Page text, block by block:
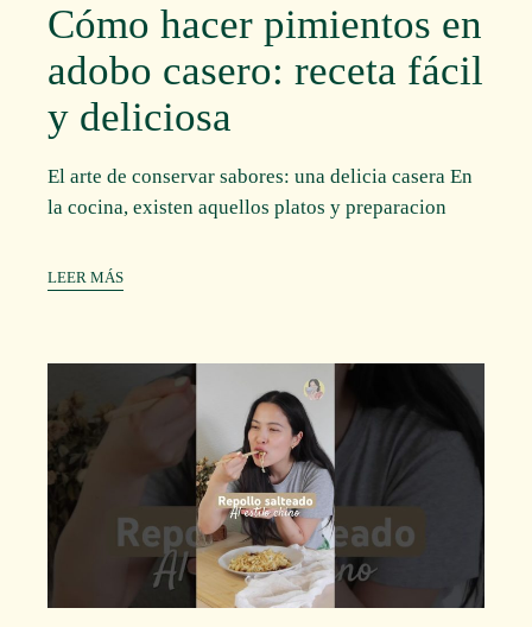
Cómo hacer pimientos en
adobo casero: receta fácil
y deliciosa
El arte de conservar sabores: una delicia casera En
la cocina, existen aquellos platos y preparacion
LEER MÁS